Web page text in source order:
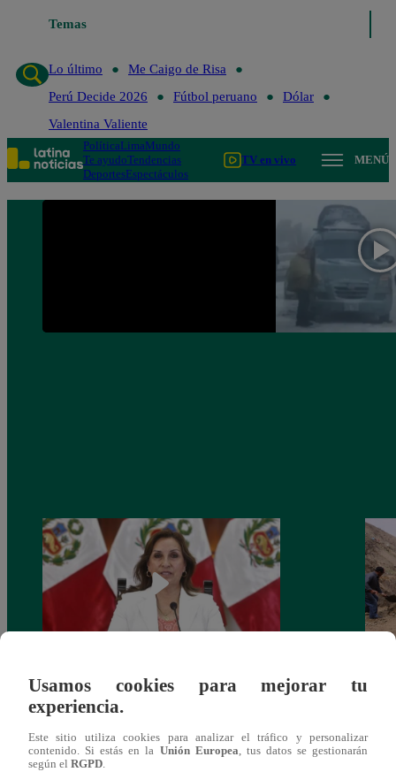
Temas
Lo último
Me Caigo de Risa
Perú Decide 2026
Fútbol peruano
Dólar
Valentina Valiente
PolíticaLimaMundo
Te ayudoTendencias
DeportesEspectáculos
TV en vivo MENÚ
Congreso: proponen que el aumento del
salario presidencial se aplique desde 2026
Las
Usamos cookies para mejorar tu
experiencia.
Este sitio utiliza cookies para analizar el tráfico y personalizar
contenido. Si estás en la Unión Europea, tus datos se gestionarán
según el RGPD.